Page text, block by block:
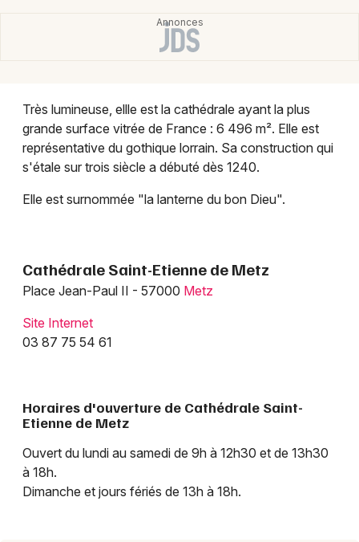
Eglise dans le Grand Est
Actus à Metz
Magazine à Metz
Choisir mes départements
Très lumineuse, ellle est la cathédrale ayant la plus
grande surface vitrée de France : 6 496 m². Elle est
représentative du gothique lorrain. Sa construction qui
s'étale sur trois siècle a débuté dès 1240.
Elle est surnommée "la lanterne du bon Dieu".
Cathédrale Saint-Etienne de Metz
Place Jean-Paul II - 57000 Metz
Site Internet
03 87 75 54 61
Horaires d'ouverture de Cathédrale Saint-
Etienne de Metz
Ouvert du lundi au samedi de 9h à 12h30 et de 13h30
à 18h.
Dimanche et jours fériés de 13h à 18h.